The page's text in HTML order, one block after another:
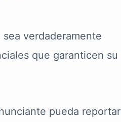
verdaderamente
que garanticen su
pueda reportar